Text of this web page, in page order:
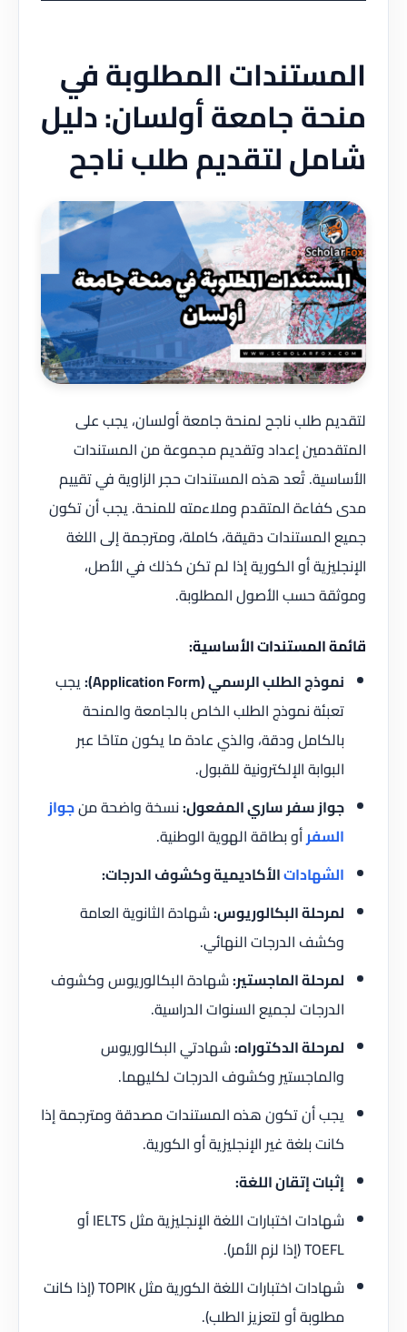
المستندات المطلوبة في
منحة جامعة أولسان: دليل
شامل لتقديم طلب ناجح
لتقديم طلب ناجح لمنحة جامعة أولسان، يجب على
المتقدمين إعداد وتقديم مجموعة من المستندات
الأساسية. تُعد هذه المستندات حجر الزاوية في تقييم
مدى كفاءة المتقدم وملاءمته للمنحة. يجب أن تكون
جميع المستندات دقيقة، كاملة، ومترجمة إلى اللغة
الإنجليزية أو الكورية إذا لم تكن كذلك في الأصل،
وموثقة حسب الأصول المطلوبة.
قائمة المستندات الأساسية:
نموذج الطلب الرسمي (Application Form):
يجب
تعبئة نموذج الطلب الخاص بالجامعة والمنحة
بالكامل ودقة، والذي عادة ما يكون متاحًا عبر
البوابة الإلكترونية للقبول.
جواز سفر ساري المفعول:نسخة واضحة منجواز
السفرأو بطاقة الهوية الوطنية.
الشهاداتالأكاديمية وكشوف الدرجات:
لمرحلة البكالوريوس:شهادة الثانوية العامة
وكشف الدرجات النهائي.
لمرحلة الماجستير:شهادة البكالوريوس وكشوف
الدرجات لجميع السنوات الدراسية.
لمرحلة الدكتوراه:شهادتي البكالوريوس
والماجستير وكشوف الدرجات لكليهما.
يجب أن تكون هذه المستندات مصدقة ومترجمة إذا
كانت بلغة غير الإنجليزية أو الكورية.
إثبات إتقان اللغة:
شهادات اختبارات اللغة الإنجليزية مثل IELTS أو
TOEFL (إذا لزم الأمر).
شهادات اختبارات اللغة الكورية مثل TOPIK (إذا كانت
مطلوبة أو لتعزيز الطلب).